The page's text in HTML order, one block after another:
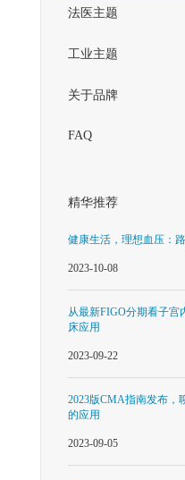
法医主题
工业主题
关于品牌
FAQ
精华推荐
健康生活，理想血压：
2023-10-08
从最新FIGO分期看子宫
床应用
2023-09-22
2023版CMA指南发布，
的应用
2023-09-05